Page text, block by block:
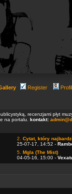
Register
recenzjami płyt
na portalu. kontakt:
2. Cytat, który
25-07-17, 14:52 -
5. Mgla (The Mist)
04-05-16, 15:00 -